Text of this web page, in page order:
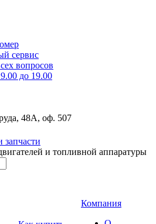
сервис
вопросов
до 19.00
48А, оф. 507
и топливной аппаратуры
Компания